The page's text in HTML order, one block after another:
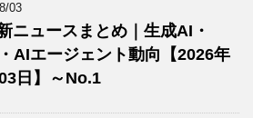
03
ニュースまとめ｜生成AI・
AIエージェント動向【2026年
日】～No.1